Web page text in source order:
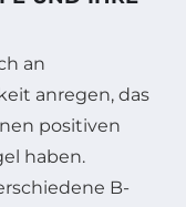
an
anregen, das
positiven
haben.
B-